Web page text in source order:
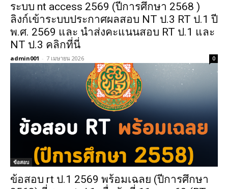
ระบบ nt access 2569 (ปีการศึกษา 2568 )
ลิงก์เข้าระบบประกาศผลสอบ NT ป.3 RT ป.1 ปี
พ.ศ. 2569 และ นำส่งคะแนนสอบ RT ป.1 และ
NT ป.3 คลิกที่นี่
admin001 - 7 เมษายน 2026 0
ข้อสอบ
ข้อสอบ rt ป.1 2569 พร้อมเฉลย (ปีการศึกษา